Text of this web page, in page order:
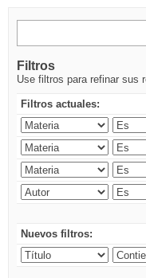
Filtros
Use filtros para refinar sus
Filtros actuales:
Nuevos filtros: